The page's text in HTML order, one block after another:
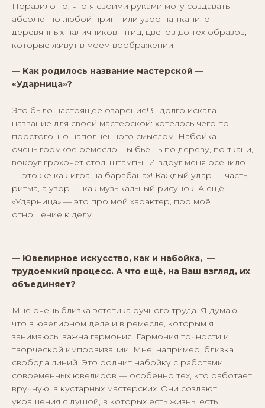
Поразило то, что я своими руками могу создавать
абсолютно любой принт или узор на ткани: от
деревянных наличников, птиц, цветов до тех образов,
которые живут в моем воображении.
— Как родилось название мастерской —
«Ударница»?
Это было настоящее озарение! Я долго искала
название для своей мастерской: хотелось чего-то
простого, но наполненного смыслом. Набойка —
очень громкое ремесло! Ты бьёшь по дереву, по ткани,
вокруг грохочет стол, штампы...И вдруг меня осенило
— это же как игра на барабанах! Каждый удар — часть
ритма, а узор — как музыкальный рисунок. А ещё
«Ударница» — это про мой характер, про моё
отношение к делу.
— Ювелирное искусство, как и набойка, —
трудоемкий процесс. А что ещё, на Ваш взгляд, их
объединяет?
Мне очень близка эстетика ручного труда. Я думаю,
что в ювелирном деле и в ремесле, которым я
занимаюсь, важна гармония. Гармония точности и
творческой импровизации. Мне, например, близка
свобода линий. Это роднит набойку с работами
современных ювелиров — особенно тех, кто работает
вручную, в кустарных мастерских. Они создают
украшения с душой, в которых есть жизнь, есть